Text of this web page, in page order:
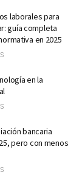
laborales para
guía completa
en 2025
en la
bancaria
pero con menos